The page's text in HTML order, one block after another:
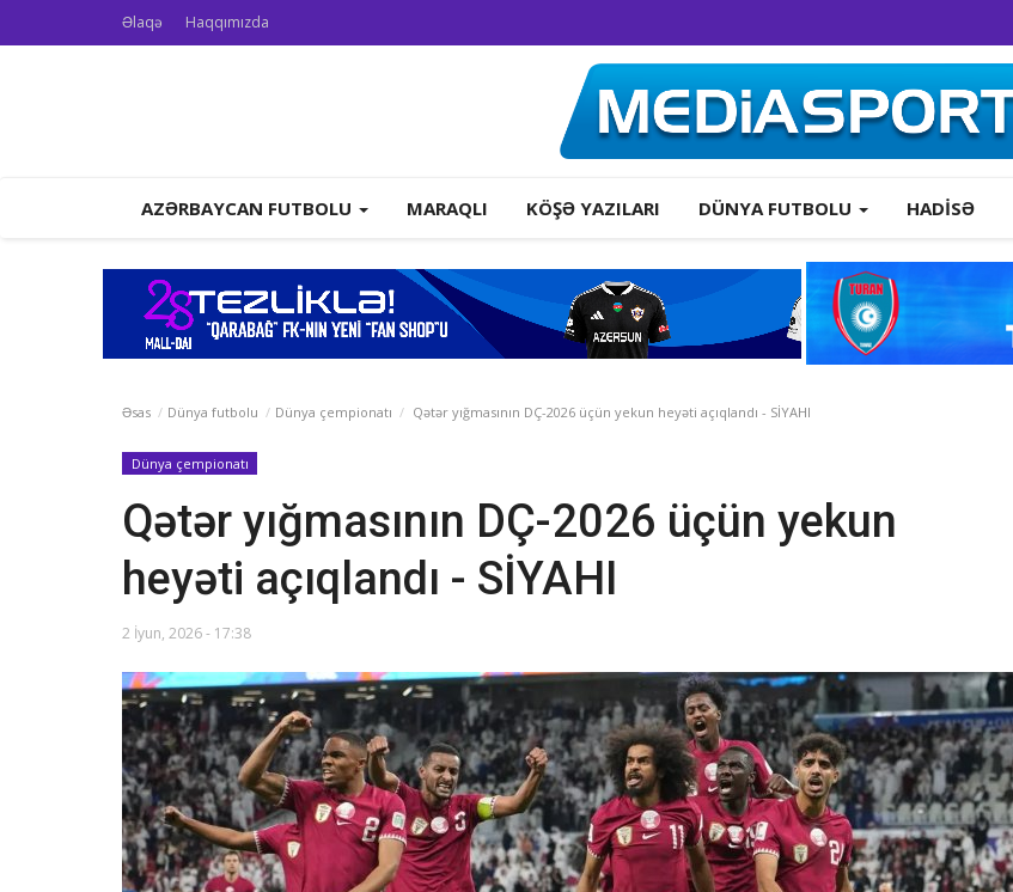
Əlaqə Haqqımızda
AZƏRBAYCAN FUTBOLU MARAQLI KÖŞƏ YAZILARI DÜNYA FUTBOLU HADISƏ
Əsas Dünya futbolu Dünya çempionatı Qətər yığmasının DÇ-2026 üçün yekun heyəti açıqlandı - SİYAHI
Dünya çempionatı
Qətər yığmasının DÇ-2026 üçün yekun
heyəti açıqlandı - SİYAHI
2 İyun, 2026 - 17:38